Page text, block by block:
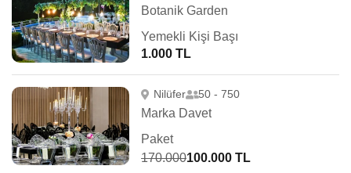
Botanik Garden
Yemekli Kişi Başı
1.000 TL
Nilüfer 50 - 750
Marka Davet
Paket
170.000100.000 TL